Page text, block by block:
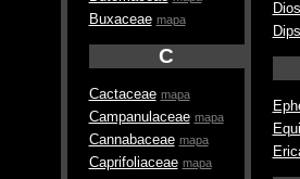
Buxaceae mapa
C
Cactaceae mapa
Campanulaceae mapa
Cannabaceae mapa
Caprifoliaceae mapa